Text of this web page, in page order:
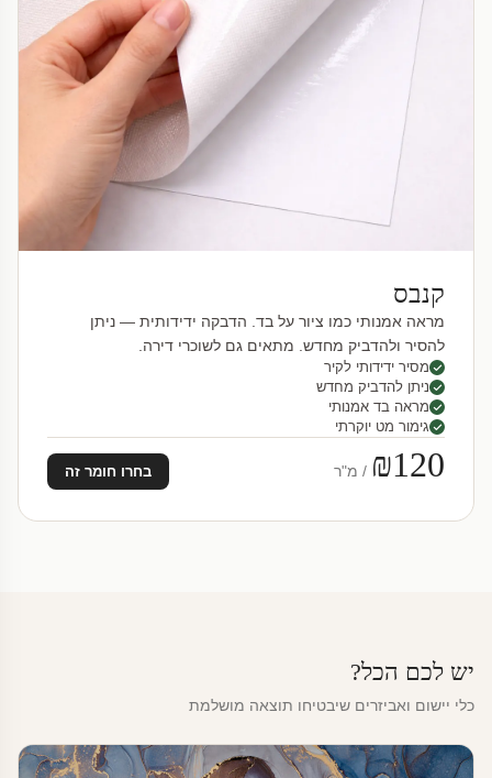
קנבס
מראה אמנותי כמו ציור על בד. הדבקה ידידותית — ניתן
להסיר ולהדביק מחדש. מתאים גם לשוכרי דירה.
מסיר ידידותי לקיר
ניתן להדביק מחדש
מראה בד אמנותי
גימור מט יוקרתי
₪120 / מ"ר בחרו חומר זה
יש לכם הכל?
כלי יישום ואביזרים שיבטיחו תוצאה מושלמת